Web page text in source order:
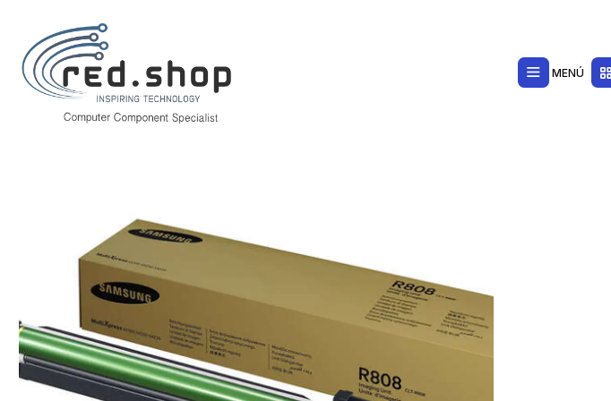
MENÚ
Inicio Consumibles. Samsung Samsung CLT-R808 Tambor de Imagen Original - SS686A